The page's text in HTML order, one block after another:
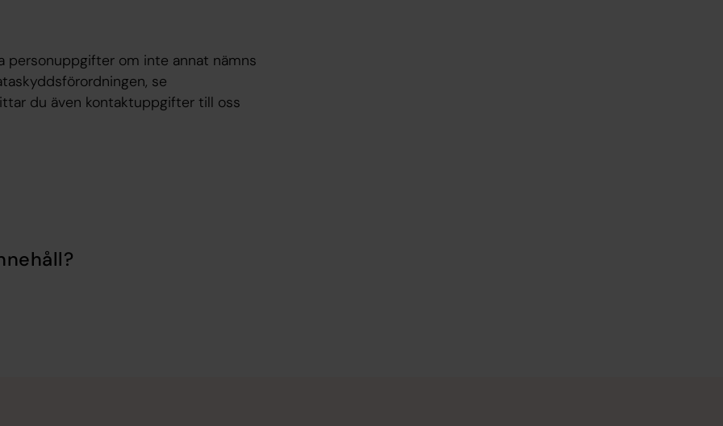
personuppgifter om inte annat nämns
se
du även kontaktuppgifter till oss